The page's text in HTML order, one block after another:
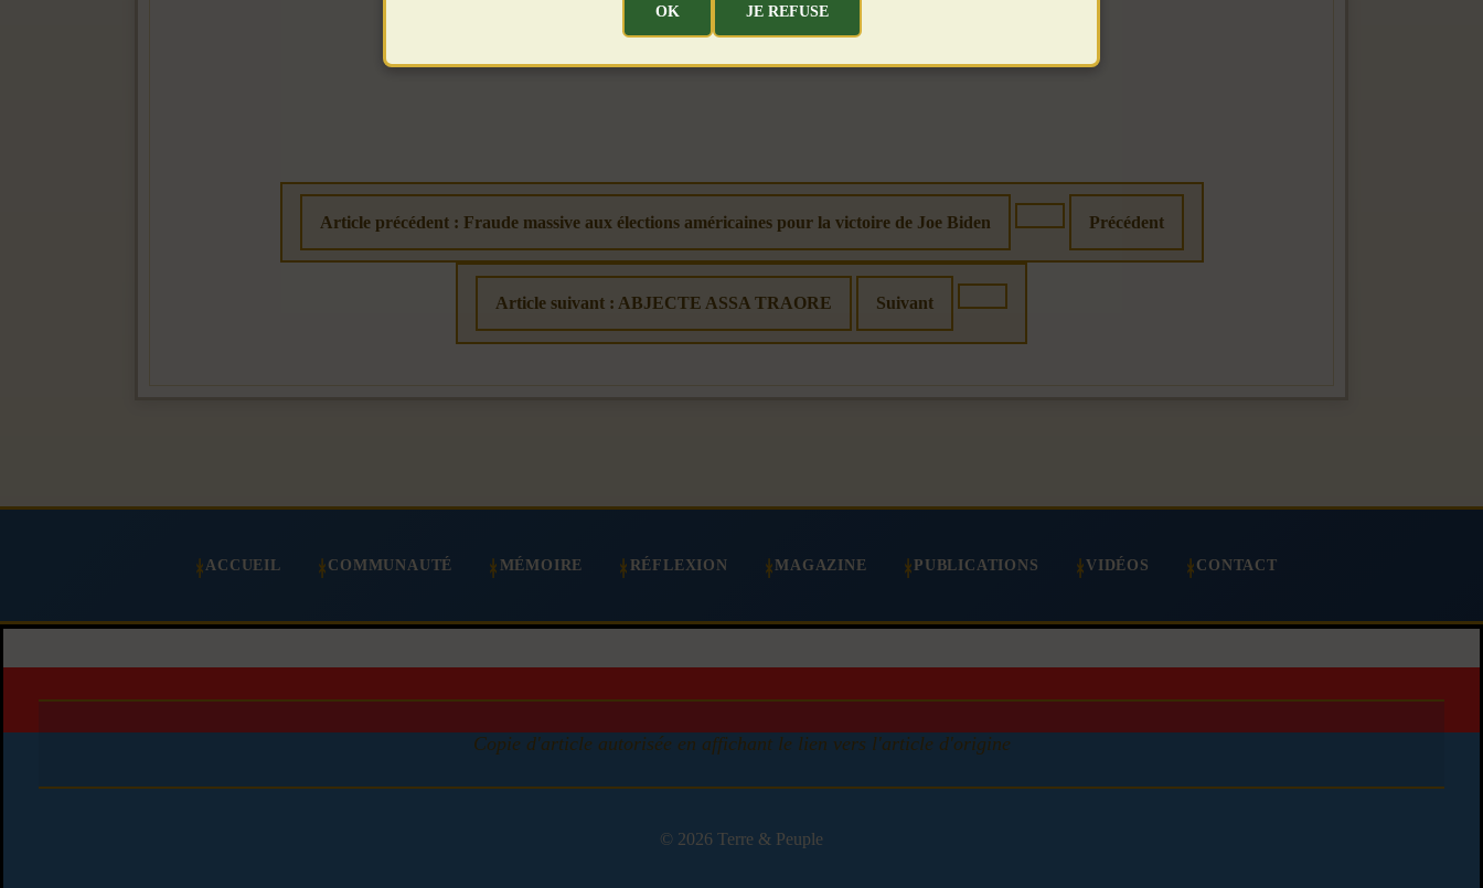
Article précédent : Fraude massive aux élections américaines pour la victoire de Joe Biden Précédent
Article suivant : ABJECTE ASSA TRAORE Suivant
ACCUEIL COMMUNAUTÉ MÉMOIRE RÉFLEXION MAGAZINE PUBLICATIONS VIDÉOS CONTACT
Copie d'article autorisée en affichant le lien vers l'article d'origine
© 2026 Terre & Peuple
OK JE REFUSE